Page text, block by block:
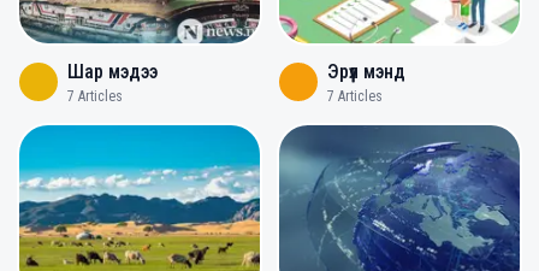
Шар мэдээ
7 Articles
Эрүүл мэнд
7 Articles